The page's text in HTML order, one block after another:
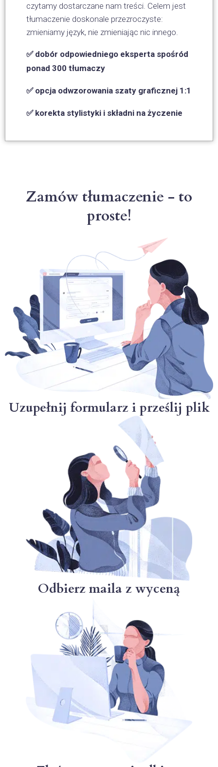
czytamy dostarczane nam treści. Celem jest
tłumaczenie doskonale przezroczyste:
zmieniamy język, nie zmieniając nic innego.
✅ dobór odpowiedniego eksperta spośród
ponad 300 tłumaczy
✅ opcja odwzorowania szaty graficznej 1:1
✅ korekta stylistyki i składni na życzenie
Zamów tłumaczenie - to
proste!
Uzupełnij formularz i prześlij plik
Odbierz maila z wyceną